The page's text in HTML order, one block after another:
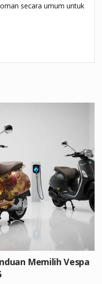
secara umum untuk
Memilih Vespa